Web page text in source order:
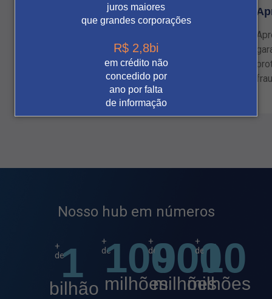
juros maiores
que grandes corporações
R$ 2,8bi
em crédito não
concedido por
ano por falta
de informação
Controle a inadimplência
Física ou Jurídica, nossa solução garante a
estabilidade em suas vendas, evitando
risco de inadimplência.
Nosso hub em números
+
de1
bilhão
+
de
100
milhões
+
de900
milhões
+
de10
milhões